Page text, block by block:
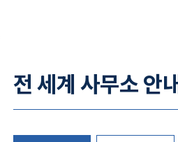
전 세계 사무소 안내